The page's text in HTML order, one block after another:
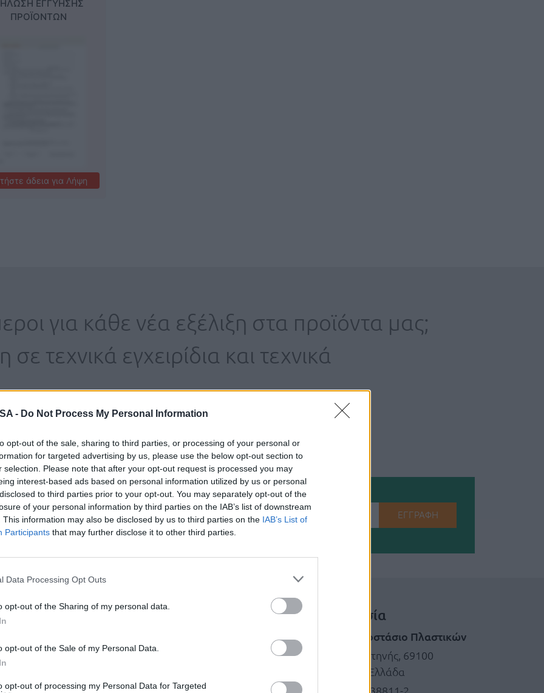
- Do Not Process My Personal Information
opt-out of the sale, sharing to third parties, or processing of your personal or
for targeted advertising by us, please use the below opt-out section to
selection. Please note that after your opt-out request is processed you may
interest-based ads based on personal information utilized by us or personal
to third parties prior to your opt-out. You may separately opt-out of the
of your personal information by third parties on the IAB’s list of downstream
This information may also be disclosed by us to third parties on the IAB’s List of
Participants that may further disclose it to other third parties.
Data Processing Opt Outs
opt-out of the Sharing of my personal data.
opt-out of the Sale of my Personal Data.
opt-out of processing my Personal Data for Targeted
ΕΓΓΥΗΣΗΣ
ΠΡΟΪΟΝΤΩΝ
Ενδοδαπέδια
άδεια για Λήψη
για κάθε νέα εξέλιξη στα προϊόντα μας;
τεχνικά εγχειρίδια και τεχνικά
ΤΙΣ
ΕΓΓΡΑΦΗ
Παρουσία
Προϊόντα
Ενδοδαπέδια Ξηράς Δόμησης
Τοποθεσία
Έδρα|Εργοστάσιο Πλαστικών
ΒΙ.ΠΕ. Κομοτηνής, 69100
Κομοτηνή, Ελλάδα
+30 25310.38811-2